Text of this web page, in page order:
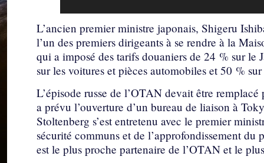
L’ancien premier ministre japonais, Shigeru
l’un des premiers dirigeants à se rendre à la
qui a imposé des tarifs douaniers de 24 % sur le
sur les voitures et pièces automobiles et 50 %
L’épisode russe de l’OTAN devait être
a prévu l’ouverture d’un bureau de liaison à
Stoltenberg s’est entretenu avec le premier
sécurité communs et de l’approfondissement
est le plus proche partenaire de l’OTAN et le